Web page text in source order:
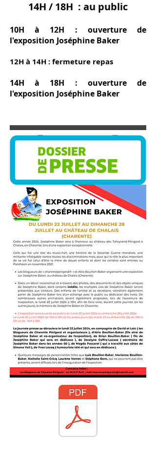
14H / 18H : au public
10H à 12H : ouverture de
l'exposition Joséphine Baker
12H à 14H : fermeture repas
14H à 18H : ouverture de
l'exposition Joséphine Baker